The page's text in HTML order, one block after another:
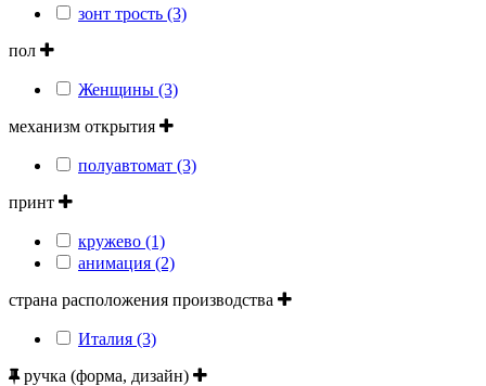
зонт трость (3)
пол
Женщины (3)
механизм открытия
полуавтомат (3)
принт
кружево (1)
анимация (2)
страна расположения производства
Италия (3)
ручка (форма, дизайн)